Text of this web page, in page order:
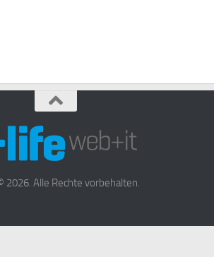
2026. Alle Rechte vorbehalten.